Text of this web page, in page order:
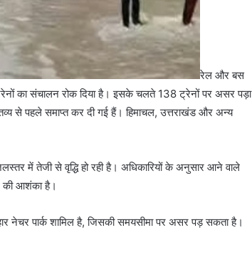
रेल और बस
का संचालन रोक दिया है। इसके चलते 138 ट्रेनों पर असर पड़ा
से पहले समाप्त कर दी गई हैं। हिमाचल, उत्तराखंड और अन्य
में तेजी से वृद्धि हो रही है। अधिकारियों के अनुसार आने वाले
की आशंका है।
नेचर पार्क शामिल है, जिसकी समयसीमा पर असर पड़ सकता है।